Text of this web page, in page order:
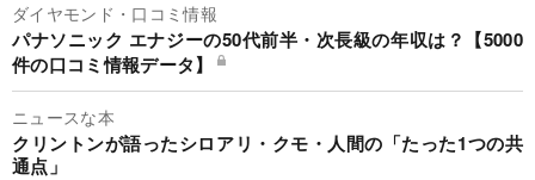
ダイヤモンド・口コミ情報
パナソニック エナジーの50代前半・次長級の年収は？【5000
件の口コミ情報データ】
ニュースな本
クリントンが語ったシロアリ・クモ・人間の「たった1つの共
通点」